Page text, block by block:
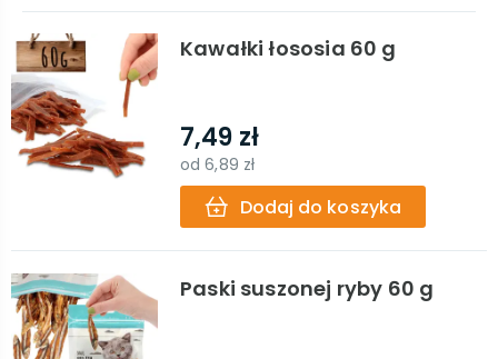
Kawałki łososia 60 g
7,49 zł
od6,89 zł
Dodaj do koszyka
Paski suszonej ryby 60 g